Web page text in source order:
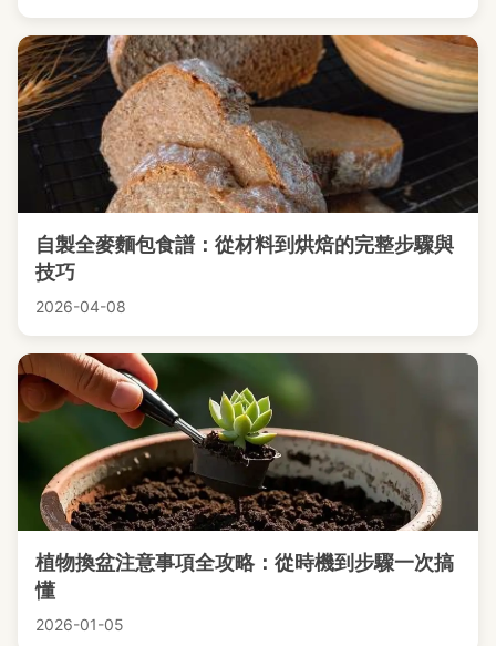
自製全麥麵包食譜：從材料到烘焙的完整步驟與
技巧
2026-04-08
植物換盆注意事項全攻略：從時機到步驟一次搞
懂
2026-01-05